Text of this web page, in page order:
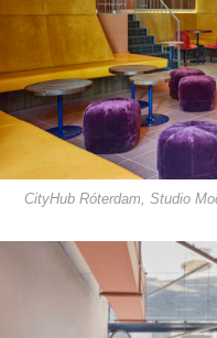
CityHub Róterdam, Studio